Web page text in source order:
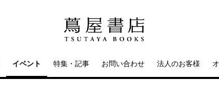
イベント 特集・記事 お問い合わせ 法人のお客様